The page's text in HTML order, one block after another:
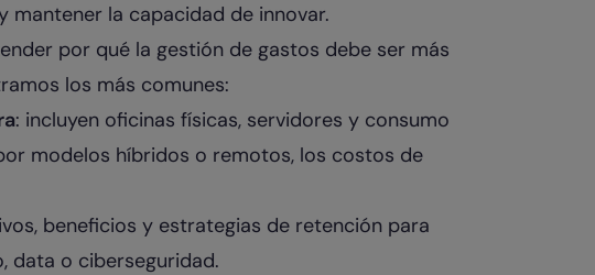
mantener la capacidad de innovar.
por qué la gestión de gastos debe ser más
los más comunes:
: incluyen oficinas físicas, servidores y consumo
modelos híbridos o remotos, los costos de
beneficios y estrategias de retención para
data o ciberseguridad.